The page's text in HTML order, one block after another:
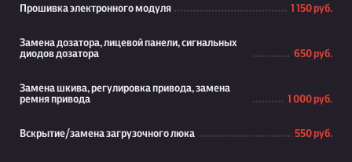
Прошивка электронного модуля 1 150 руб.
Замена дозатора, лицевой панели, сигнальных
диодов дозатора
650 руб.
Замена шкива, регулировка привода, замена
ремня привода
1 000 руб.
Вскрытие/замена загрузочного люка 550 руб.